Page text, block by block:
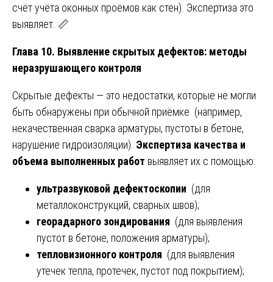
счёт учёта оконных проёмов как стен). Экспертиза это
выявляет. 📏
Глава 10. Выявление скрытых дефектов: методы
неразрушающего контроля
Скрытые дефекты — это недостатки, которые не могли
быть обнаружены при обычной приёмке (например,
некачественная сварка арматуры, пустоты в бетоне,
нарушение гидроизоляции). Экспертиза качества и
объема выполненных работ выявляет их с помощью:
ультразвуковой дефектоскопии (для
металлоконструкций, сварных швов);
георадарного зондирования (для выявления
пустот в бетоне, положения арматуры);
тепловизионного контроля (для выявления
утечек тепла, протечек, пустот под покрытием);